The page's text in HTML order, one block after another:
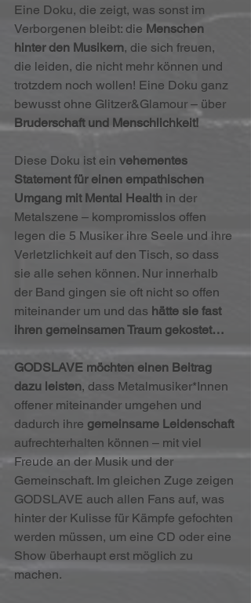
Eine Doku, die zeigt, was sonst im
Verborgenen bleibt: die Menschen
hinter den Musikern, die sich freuen,
die leiden, die nicht mehr können und
trotzdem noch wollen! Eine Doku ganz
bewusst ohne Glitzer&Glamour – über
Bruderschaft und Menschlichkeit!
Diese Doku ist ein vehementes
Statement für einen empathischen
Umgang mit Mental Health in der
Metalszene – kompromisslos offen
legen die 5 Musiker ihre Seele und ihre
Verletzlichkeit auf den Tisch, so dass
sie alle sehen können. Nur innerhalb
der Band gingen sie oft nicht so offen
miteinander um und das hätte sie fast
ihren gemeinsamen Traum gekostet…
GODSLAVE möchten einen Beitrag
dazu leisten, dass Metalmusiker*Innen
offener miteinander umgehen und
dadurch ihre gemeinsame Leidenschaft
aufrechterhalten können – mit viel
Freude an der Musik und der
Gemeinschaft. Im gleichen Zuge zeigen
GODSLAVE auch allen Fans auf, was
hinter der Kulisse für Kämpfe gefochten
werden müssen, um eine CD oder eine
Show überhaupt erst möglich zu
machen.